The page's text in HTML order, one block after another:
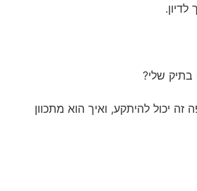
זה יכול להיתקע, ואיך הוא מתכוון